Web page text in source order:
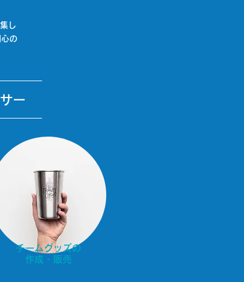
し
の
ー
チームグッズの
​作成・販売